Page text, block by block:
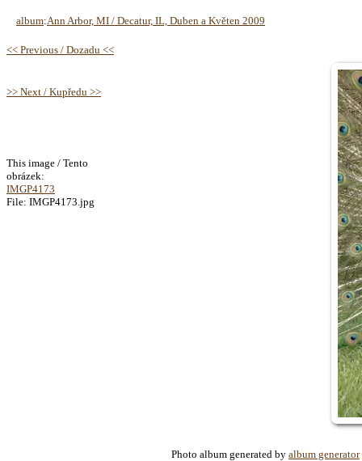
album:Ann Arbor, MI / Decatur, IL, Duben a Květen 2009
<< Previous / Dozadu <<
>> Next / Kupředu >>
This image / Tento
obrázek:
IMGP4173
File: IMGP4173.jpg
Photo album generated by album generator